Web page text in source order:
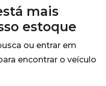
mais
estoque
ou entrar em
encontrar o veículo